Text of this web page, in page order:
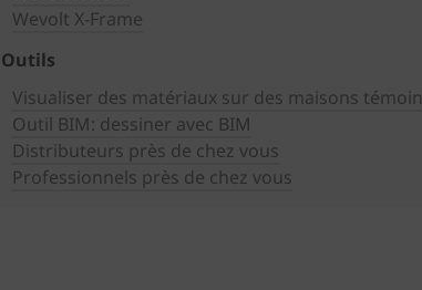
Wevolt X-Frame
Outils
Visualiser des matériaux sur des maisons témoin
Outil BIM: dessiner avec BIM
Distributeurs près de chez vous
Professionnels près de chez vous